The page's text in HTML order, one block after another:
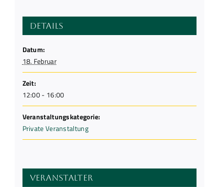
Details
Datum:
18. Februar
Zeit:
12:00 - 16:00
Veranstaltungskategorie:
Private Veranstaltung
Veranstalter